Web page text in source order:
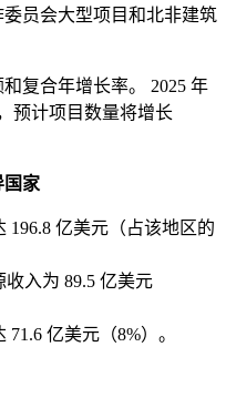
员会大型项目和北非建筑
复合年增长率。 2025 年
预计项目数量将增长
家
196.8 亿美元（占该地区的
入为 89.5 亿美元
亿美元（8%）。